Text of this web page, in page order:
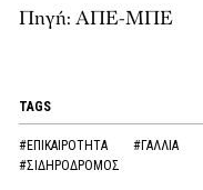
Πηγή: ΑΠΕ-ΜΠΕ
TAGS
#ΕΠΙΚΑΙΡΟΤΗΤΑ #ΓΑΛΛΙΑ
#ΣΙΔΗΡΟΔΡΟΜΟΣ